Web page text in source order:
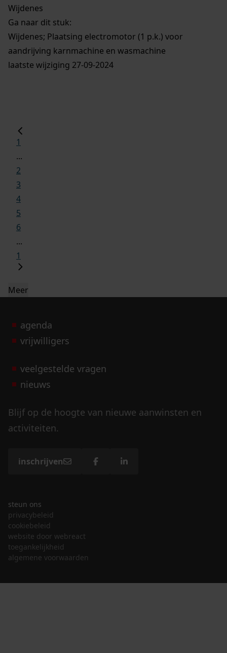
Wijdenes
Ga naar dit stuk:
Wijdenes; Plaatsing electromotor (1 p.k.) voor
aandrijving karnmachine en wasmachine
laatste wijziging 27-09-2024
1
...
2
3
4
5
6
...
1
Meer
agenda
vrijwilligers
veelgestelde vragen
nieuws
Blijf op de hoogte van nieuwe aanwinsten en
activiteiten.
inschrijven
steun ons
privacybeleid
cookiebeleid
website door webreact
toegankelijkheid
algemene voorwaarden